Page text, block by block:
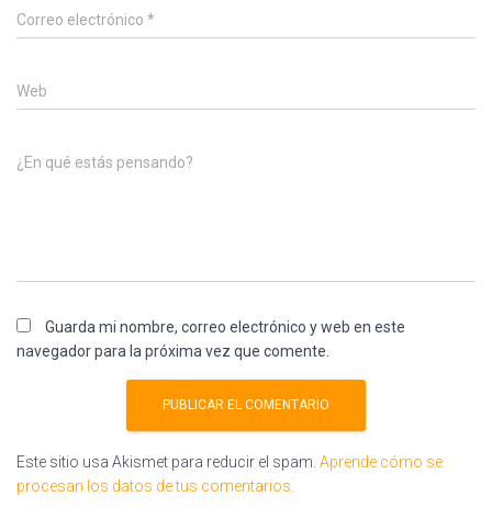
Correo electrónico *
Web
¿En qué estás pensando?
Guarda mi nombre, correo electrónico y web en este
navegador para la próxima vez que comente.
Este sitio usa Akismet para reducir el spam. Aprende cómo se
procesan los datos de tus comentarios.